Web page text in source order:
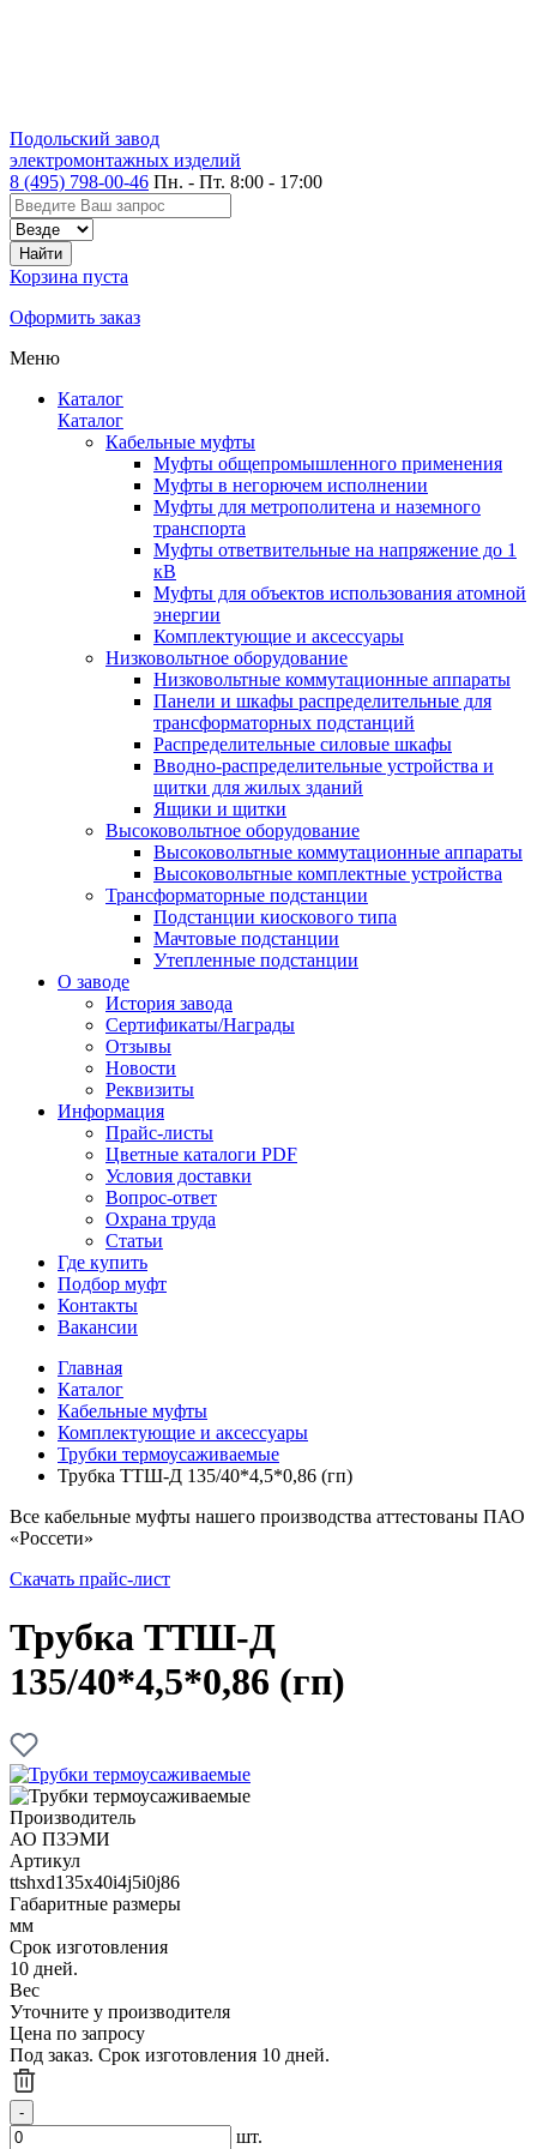
Подольский завод
электромонтажных изделий
8 (495) 798-00-46 Пн. - Пт. 8:00 - 17:00
Корзина пуста
Оформить заказ
Меню
Каталог
Каталог
Кабельные муфты
Муфты общепромышленного применения
Муфты в негорючем исполнении
Муфты для метрополитена и наземного
транспорта
Муфты ответвительные на напряжение до 1
кВ
Муфты для объектов использования атомной
энергии
Комплектующие и аксессуары
Низковольтное оборудование
Низковольтные коммутационные аппараты
Панели и шкафы распределительные для
трансформаторных подстанций
Распределительные силовые шкафы
Вводно-распределительные устройства и
щитки для жилых зданий
Ящики и щитки
Высоковольтное оборудование
Высоковольтные коммутационные аппараты
Высоковольтные комплектные устройства
Трансформаторные подстанции
Подстанции киоскового типа
Мачтовые подстанции
Утепленные подстанции
О заводе
История завода
Сертификаты/Награды
Отзывы
Новости
Реквизиты
Информация
Прайс-листы
Цветные каталоги PDF
Условия доставки
Вопрос-ответ
Охрана труда
Статьи
Где купить
Подбор муфт
Контакты
Вакансии
Главная
Каталог
Кабельные муфты
Комплектующие и аксессуары
Трубки термоусаживаемые
Трубка ТТШ-Д 135/40*4,5*0,86 (гп)
Все кабельные муфты нашего производства аттестованы ПАО
«Россети»
Скачать прайс-лист
Трубка ТТШ-Д
135/40*4,5*0,86 (гп)
Производитель
АО ПЗЭМИ
Артикул
ttshxd135x40i4j5i0j86
Габаритные размеры
мм
Срок изготовления
10 дней.
Вес
Уточните у производителя
Цена по запросу
Под заказ. Срок изготовления 10 дней.
шт.